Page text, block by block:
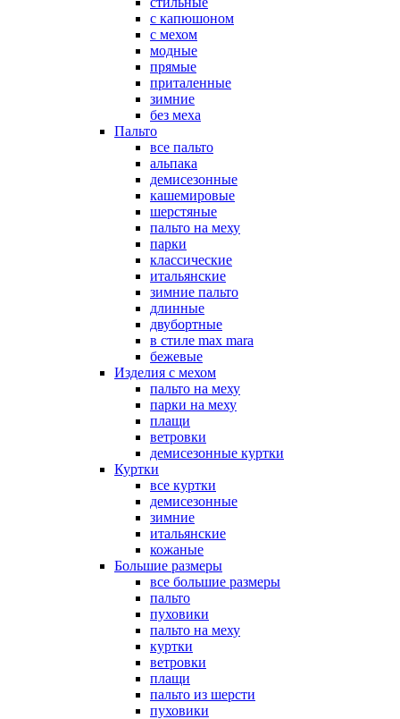
с капюшоном
с мехом
модные
прямые
приталенные
зимние
без меха
Пальто
все пальто
альпака
демисезонные
кашемировые
шерстяные
пальто на меху
парки
классические
итальянские
зимние пальто
длинные
двубортные
в стиле max mara
бежевые
Изделия с мехом
пальто на меху
парки на меху
плащи
ветровки
демисезонные куртки
Куртки
все куртки
демисезонные
зимние
итальянские
кожаные
Большие размеры
все большие размеры
пальто
пуховики
пальто на меху
куртки
ветровки
плащи
пальто из шерсти
пуховики